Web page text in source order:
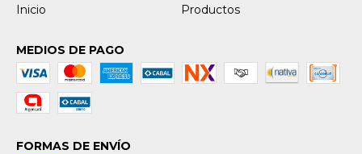
Inicio
Productos
MEDIOS DE PAGO
FORMAS DE ENVÍO